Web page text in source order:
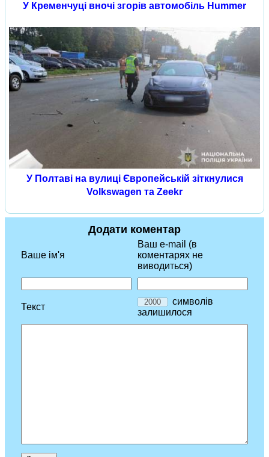
У Кременчуці вночі згорів автомобіль Hummer
У Полтаві на вулиці Європейській зіткнулися
Volkswagen та Zeekr
Додати коментар
Ваше ім'я
Ваш e-mail (в
коментарях не
виводиться)
Текст
символів
залишилося